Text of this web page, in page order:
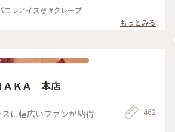
ラアイス🍨 #クレープ
もっとみる
ＡＫＡ 本店
に幅広いファンが納得 462